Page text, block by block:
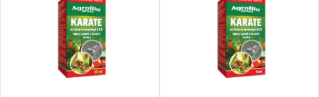
Nejprodávanější
Abecedně